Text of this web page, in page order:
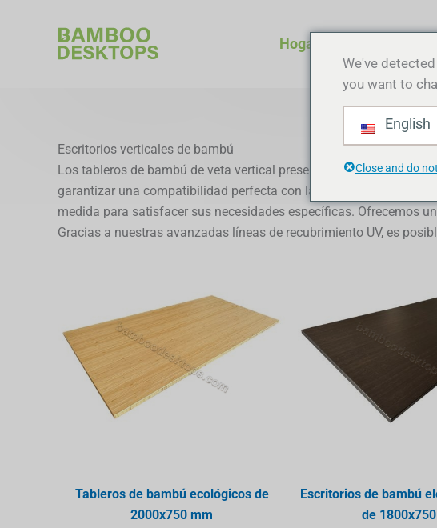
Hogar
Escritorios verticales de bambú
Los tableros de bambú de veta vertical presentan una estética
garantizar una compatibilidad perfecta con la estructura de su
medida para satisfacer sus necesidades específicas. Ofrecemos
Gracias a nuestras avanzadas líneas de recubrimiento UV, es
Tableros de bambú ecológicos de
2000x750 mm
Escritorios de bambú
de
We've
you want to
English
Close and do